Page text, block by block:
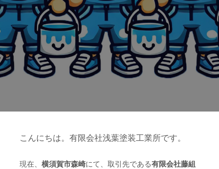
こんにちは。有限会社浅葉塗装工業所です。
現在、 横須賀市森崎にて、取引先である有限会社藤組